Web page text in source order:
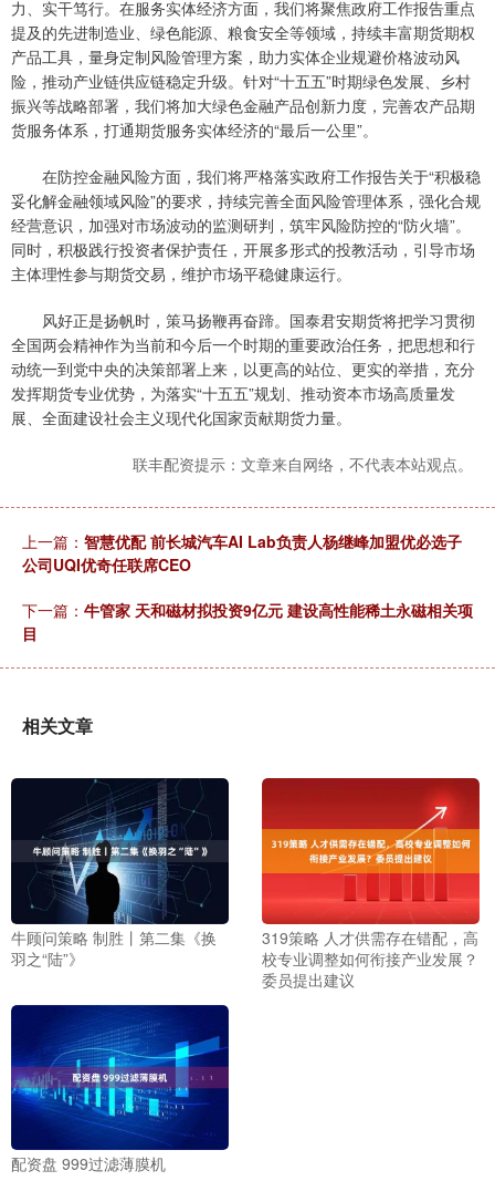
力、实干笃行。在服务实体经济方面，我们将聚焦政府工作报告重点
提及的先进制造业、绿色能源、粮食安全等领域，持续丰富期货期权
产品工具，量身定制风险管理方案，助力实体企业规避价格波动风
险，推动产业链供应链稳定升级。针对“十五五”时期绿色发展、乡村
振兴等战略部署，我们将加大绿色金融产品创新力度，完善农产品期
货服务体系，打通期货服务实体经济的“最后一公里”。
在防控金融风险方面，我们将严格落实政府工作报告关于“积极稳
妥化解金融领域风险”的要求，持续完善全面风险管理体系，强化合规
经营意识，加强对市场波动的监测研判，筑牢风险防控的“防火墙”。
同时，积极践行投资者保护责任，开展多形式的投教活动，引导市场
主体理性参与期货交易，维护市场平稳健康运行。
风好正是扬帆时，策马扬鞭再奋蹄。国泰君安期货将把学习贯彻
全国两会精神作为当前和今后一个时期的重要政治任务，把思想和行
动统一到党中央的决策部署上来，以更高的站位、更实的举措，充分
发挥期货专业优势，为落实“十五五”规划、推动资本市场高质量发
展、全面建设社会主义现代化国家贡献期货力量。
联丰配资提示：文章来自网络，不代表本站观点。
上一篇： 智慧优配 前长城汽车AI Lab负责人杨继峰加盟优必选子
公司UQI优奇任联席CEO
下一篇： 牛管家 天和磁材拟投资9亿元 建设高性能稀土永磁相关项
目
相关文章
牛顾问策略 制胜丨第二集《换
羽之“陆”》
319策略 人才供需存在错配，高
校专业调整如何衔接产业发展？
委员提出建议
配资盘 999过滤薄膜机